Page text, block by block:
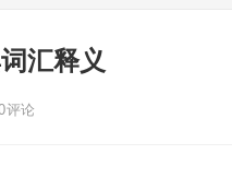
汇释义
评论